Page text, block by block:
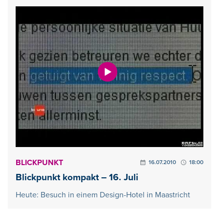
BLICKPUNKT 16.07.2010 18:00
Blickpunkt kompakt – 16. Juli
Heute: Besuch in einem Design-Hotel in Maastricht